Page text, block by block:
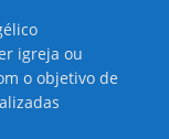
igreja ou
o objetivo de